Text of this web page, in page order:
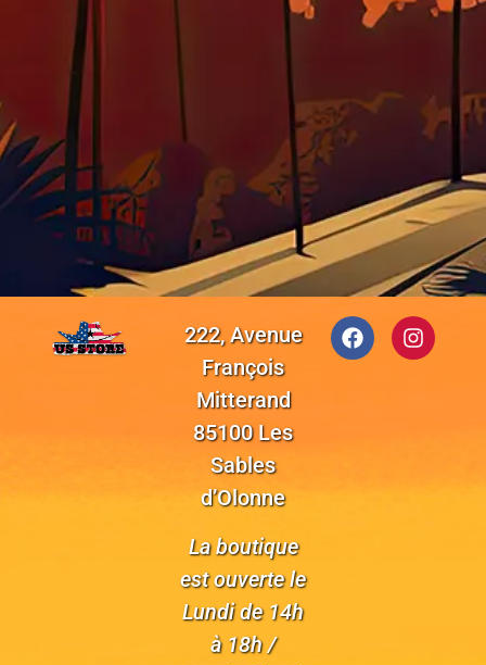
222, Avenue
François
Mitterand
85100 Les
Sables
d’Olonne
La boutique
est ouverte le
Lundi de 14h
à 18h /